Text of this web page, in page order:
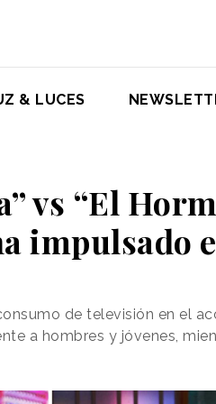
& LUCES
vs “El
impulsado
de televisión en el
a hombres y jóvenes,